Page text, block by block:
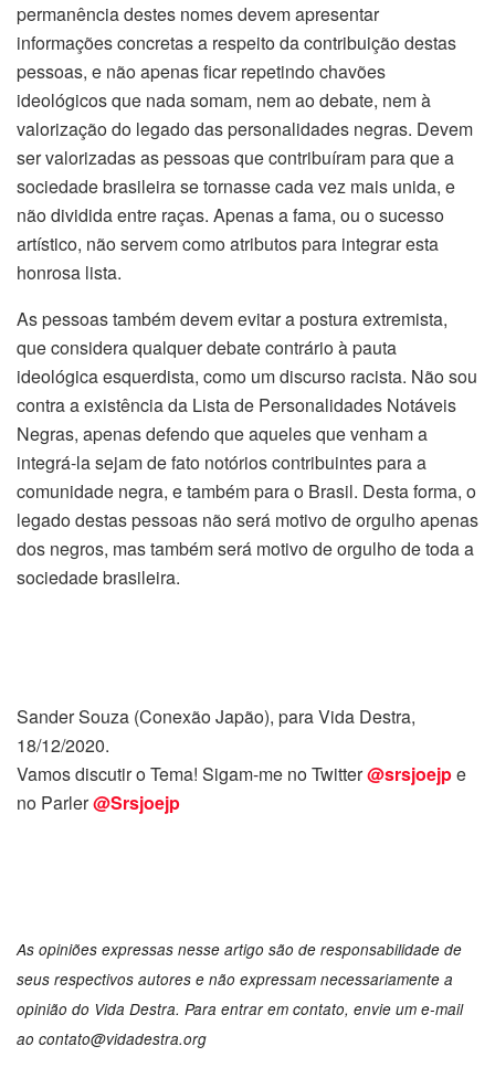
permanência destes nomes devem apresentar
informações concretas a respeito da contribuição destas
pessoas, e não apenas ficar repetindo chavões
ideológicos que nada somam, nem ao debate, nem à
valorização do legado das personalidades negras. Devem
ser valorizadas as pessoas que contribuíram para que a
sociedade brasileira se tornasse cada vez mais unida, e
não dividida entre raças. Apenas a fama, ou o sucesso
artístico, não servem como atributos para integrar esta
honrosa lista.
As pessoas também devem evitar a postura extremista,
que considera qualquer debate contrário à pauta
ideológica esquerdista, como um discurso racista. Não sou
contra a existência da Lista de Personalidades Notáveis
Negras, apenas defendo que aqueles que venham a
integrá-la sejam de fato notórios contribuintes para a
comunidade negra, e também para o Brasil. Desta forma, o
legado destas pessoas não será motivo de orgulho apenas
dos negros, mas também será motivo de orgulho de toda a
sociedade brasileira.
Sander Souza (Conexão Japão), para Vida Destra,
18/12/2020.
Vamos discutir o Tema! Sigam-me no Twitter@srsjoejpe
no Parler@Srsjoejp
As opiniões expressas nesse artigo são de responsabilidade de
seus respectivos autores e não expressam necessariamente a
opinião do Vida Destra. Para entrar em contato, envie um e-mail
ao contato@vidadestra.org